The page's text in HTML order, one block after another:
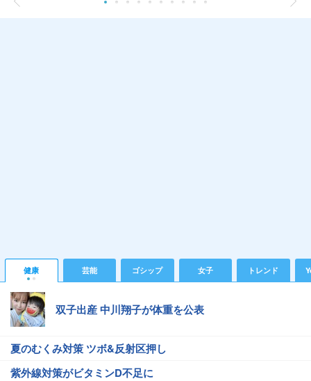
健康 芸能 ゴシップ 女子 トレンド
双子出産 中川翔子が体重を公表
夏のむくみ対策 ツボ&反射区押し
紫外線対策がビタミンD不足に